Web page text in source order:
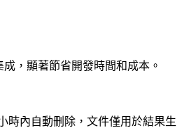
，顯著節省開發時間和成本。
時內自動刪除，文件僅用於結果生